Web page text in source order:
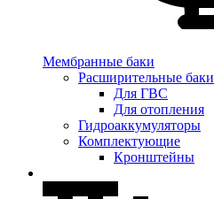
Мембранные баки
Расширительные баки
Для ГВС
Для отопления
Гидроаккумуляторы
Комплектующие
Кронштейны